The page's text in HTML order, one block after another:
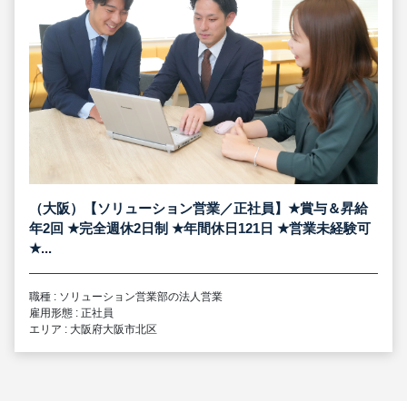
（大阪）【ソリューション営業／正社員】 ★賞与＆昇給
年2回 ★完全週休2日制 ★年間休日121日 ★営業未経験可
★...
職種 : ソリューション営業部の法人営業
雇用形態 : 正社員
エリア : 大阪府大阪市北区